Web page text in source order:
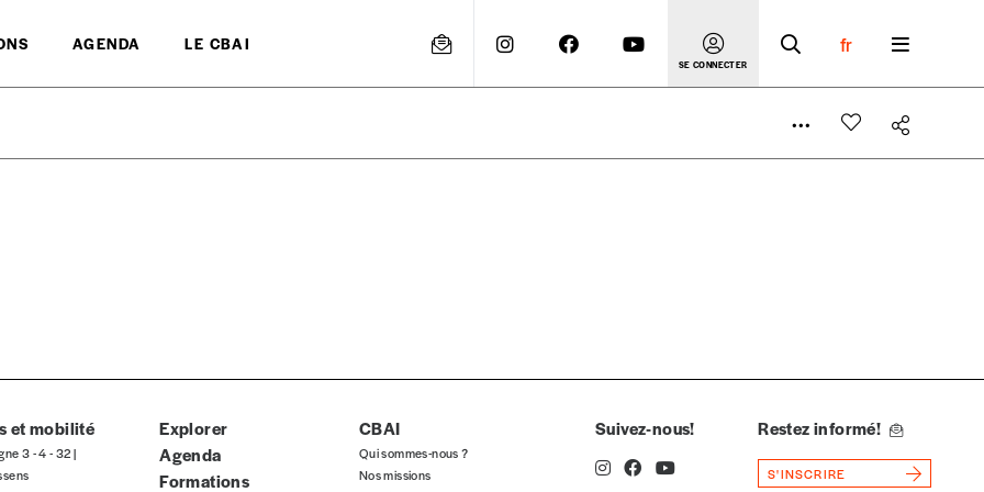
AGENDA LE CBAI
SE CONNECTER
fr
indicatif. De cette manière, vous soutenez le travail de l’équipe de rédaction selon vos moyens et vos motivations.
et mobilité
3 - 4 - 32 |
Explorer
Agenda
Formations
CBAI
Qui sommes-nous ?
Nos missions
Suivez-nous! Restez informé!
S'INSCRIRE